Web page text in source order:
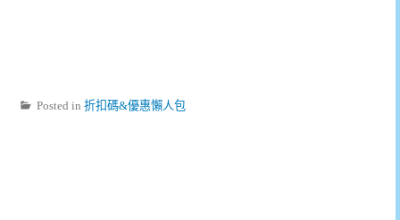
Posted in 折扣碼&優惠懶人包